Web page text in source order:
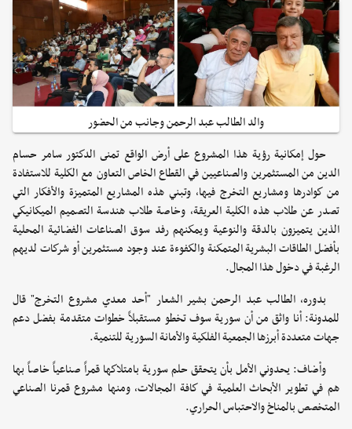
والد الطالب عبد الرحمن وجانب من الحضور
حول إمكانية رؤية هذا المشروع على أرض الواقع تمنى الدكتور سامر حسام
الدين من المستثمرين والصناعيين في القطاع الخاص التعاون مع الكلية للاستفادة
من كوادرها ومشاريع التخرج فيها، وتبني هذه المشاريع المتميزة والأفكار التي
تصدر عن طلاب هذه الكلية العريقة، وخاصة طلاب هندسة التصميم الميكانيكي
الذين يتميزون بالدقة والنوعية ويمكنهم رفد سوق الصناعات الفضائية المحلية
بأفضل الطاقات البشرية المتمكنة والكفوءة عند وجود مستثمرين أو شركات لديهم
الرغبة في دخول هذا المجال.
بدوره، الطالب عبد الرحمن بشير الشعار "أحد معدي مشروع التخرج" قال
للمدونة: أنا واثق من أن سورية سوف تخطو مستقبلاً خطوات متقدمة بفضل دعم
جهات متعددة أبرزها الجمعية الفلكية والأمانة السورية للتنمية.
وأضاف: يحدوني الأمل بأن يتحقق حلم سورية بامتلاكها قمراً صناعياً خاصاً بها
هم في تطوير الأبحاث العلمية في كافة المجالات، ومنها مشروع قمرنا الصناعي
المتخصص بالمناخ والاحتباس الحراري.